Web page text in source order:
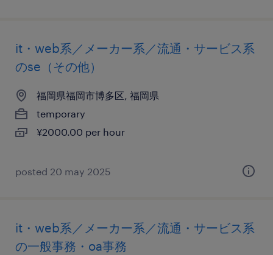
it・web系／メーカー系／流通・サービス系
のse（その他）
福岡県福岡市博多区, 福岡県
temporary
¥2000.00 per hour
posted 20 may 2025
it・web系／メーカー系／流通・サービス系
の一般事務・oa事務